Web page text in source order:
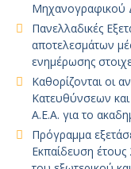
Μηχανογραφικού
Πανελλαδικές
αποτελεσμάτων
ενημέρωσης
Καθορίζονται οι
Κατευθύνσεων
Α.Ε.Α. για το
Πρόγραμμα
Εκπαίδευση έτους